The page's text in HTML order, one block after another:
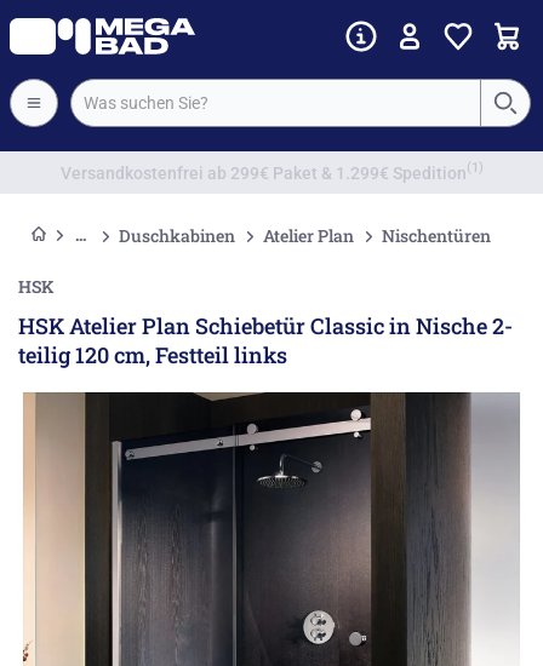
Vorkassenrabatt
Duschkabinen Atelier Plan Nischentüren
HSK
HSK Atelier Plan Schiebetür Classic in Nische 2-
teilig 120 cm, Festteil links